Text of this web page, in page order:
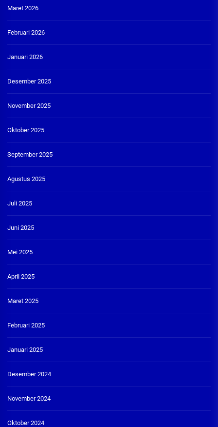
Maret 2026
Februari 2026
Januari 2026
Desember 2025
November 2025
Oktober 2025
September 2025
Agustus 2025
Juli 2025
Juni 2025
Mei 2025
April 2025
Maret 2025
Februari 2025
Januari 2025
Desember 2024
November 2024
Oktober 2024